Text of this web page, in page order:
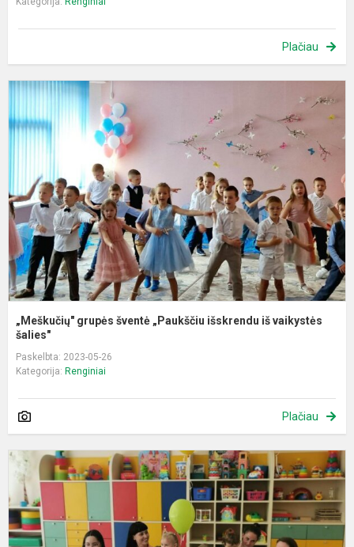
Plačiau
„Meškučių" grupės šventė „Paukščiu išskrendu iš vaikystės
šalies"
Paskelbta: 2023-05-26
Kategorija: Renginiai
Plačiau